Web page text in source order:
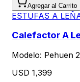
Agregar al Carrito
ESTUFAS A
Modelo: Pehuen
USD 1,399